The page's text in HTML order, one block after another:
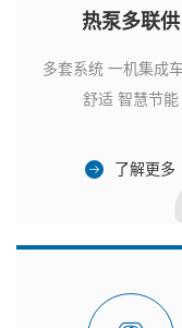
热泵多联供
多套系统 一机集成车,健康
舒适 智慧节能
了解更多